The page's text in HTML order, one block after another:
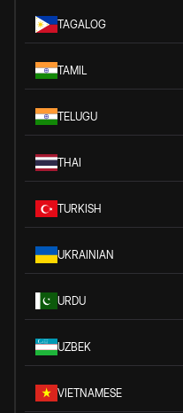
TAGALOG
TAMIL
TELUGU
THAI
TURKISH
UKRAINIAN
URDU
UZBEK
VIETNAMESE